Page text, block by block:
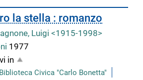
la stella : romanzo
Luigi <1915-1998>
1977
in
Civica "Carlo Bonetta"